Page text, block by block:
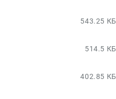
543.25 КБ
514.5 КБ
402.85 КБ